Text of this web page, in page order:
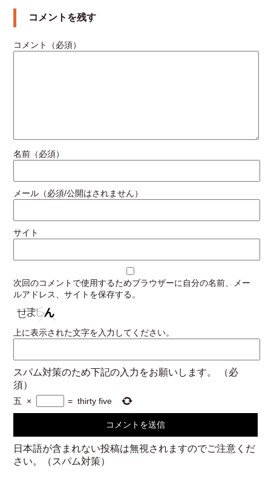
コメントを残す
コメント（必須）
名前（必須）
メール（必須/公開はされません）
サイト
次回のコメントで使用するためブラウザーに自分の名前、メー
ルアドレス、サイトを保存する。
上に表示された文字を入力してください。
スパム対策のため下記の入力をお願いします。
（必
須）
五 × = thirty five
日本語が含まれない投稿は無視されますのでご注意くだ
さい。（スパム対策）